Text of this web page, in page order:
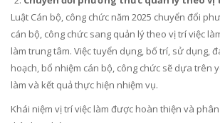
Luật Cán bộ, công chức năm 2025 chuyển đổi
cán bộ, công chức sang quản lý theo vị trí việc
làm trung tâm. Việc tuyển dụng, bố trí, sử dụng,
hoạch, bổ nhiệm cán bộ, công chức sẽ dựa trên
làm và kết quả thực hiện nhiệm vụ.
Khái niệm vị trí việc làm được hoàn thiện và